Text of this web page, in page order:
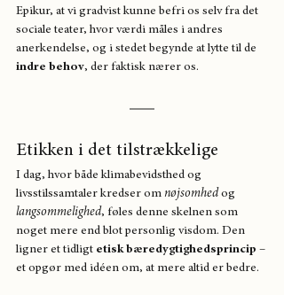
Epikur, at vi gradvist kunne befri os selv fra det
sociale teater, hvor værdi måles i andres
anerkendelse, og i stedet begynde at lytte til de
indre behov, der faktisk nærer os.
Etikken i det tilstrækkelige
I dag, hvor både klimabevidsthed og
livsstilssamtaler kredser om nøjsomhed og
langsommelighed, føles denne skelnen som
noget mere end blot personlig visdom. Den
ligner et tidligt etisk bæredygtighedsprincip –
et opgør med idéen om, at mere altid er bedre.